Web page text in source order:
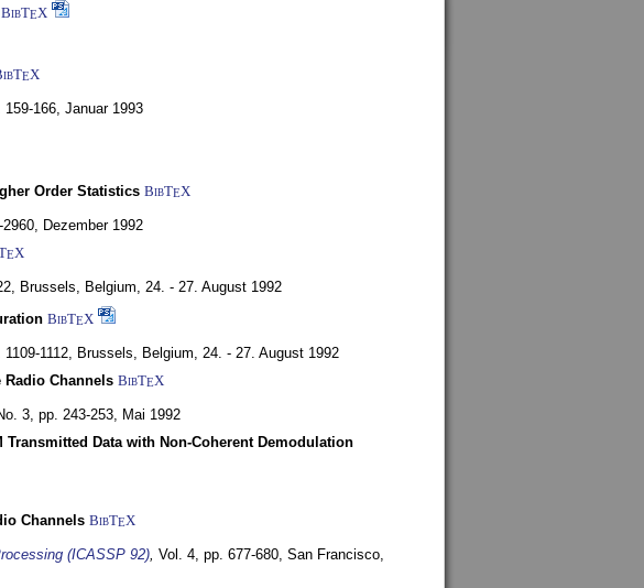
BibTEX
EX
166, Januar 1993
Order Statistics BibTEX
Dezember 1992
EX
Brussels, Belgium, 24. - 27. August 1992
BibTEX
1112, Brussels, Belgium, 24. - 27. August 1992
Channels BibTEX
3, pp. 243-253, Mai 1992
Data with Non-Coherent Demodulation
Channels BibTEX
(ICASSP 92), Vol. 4, pp. 677-680, San Francisco,